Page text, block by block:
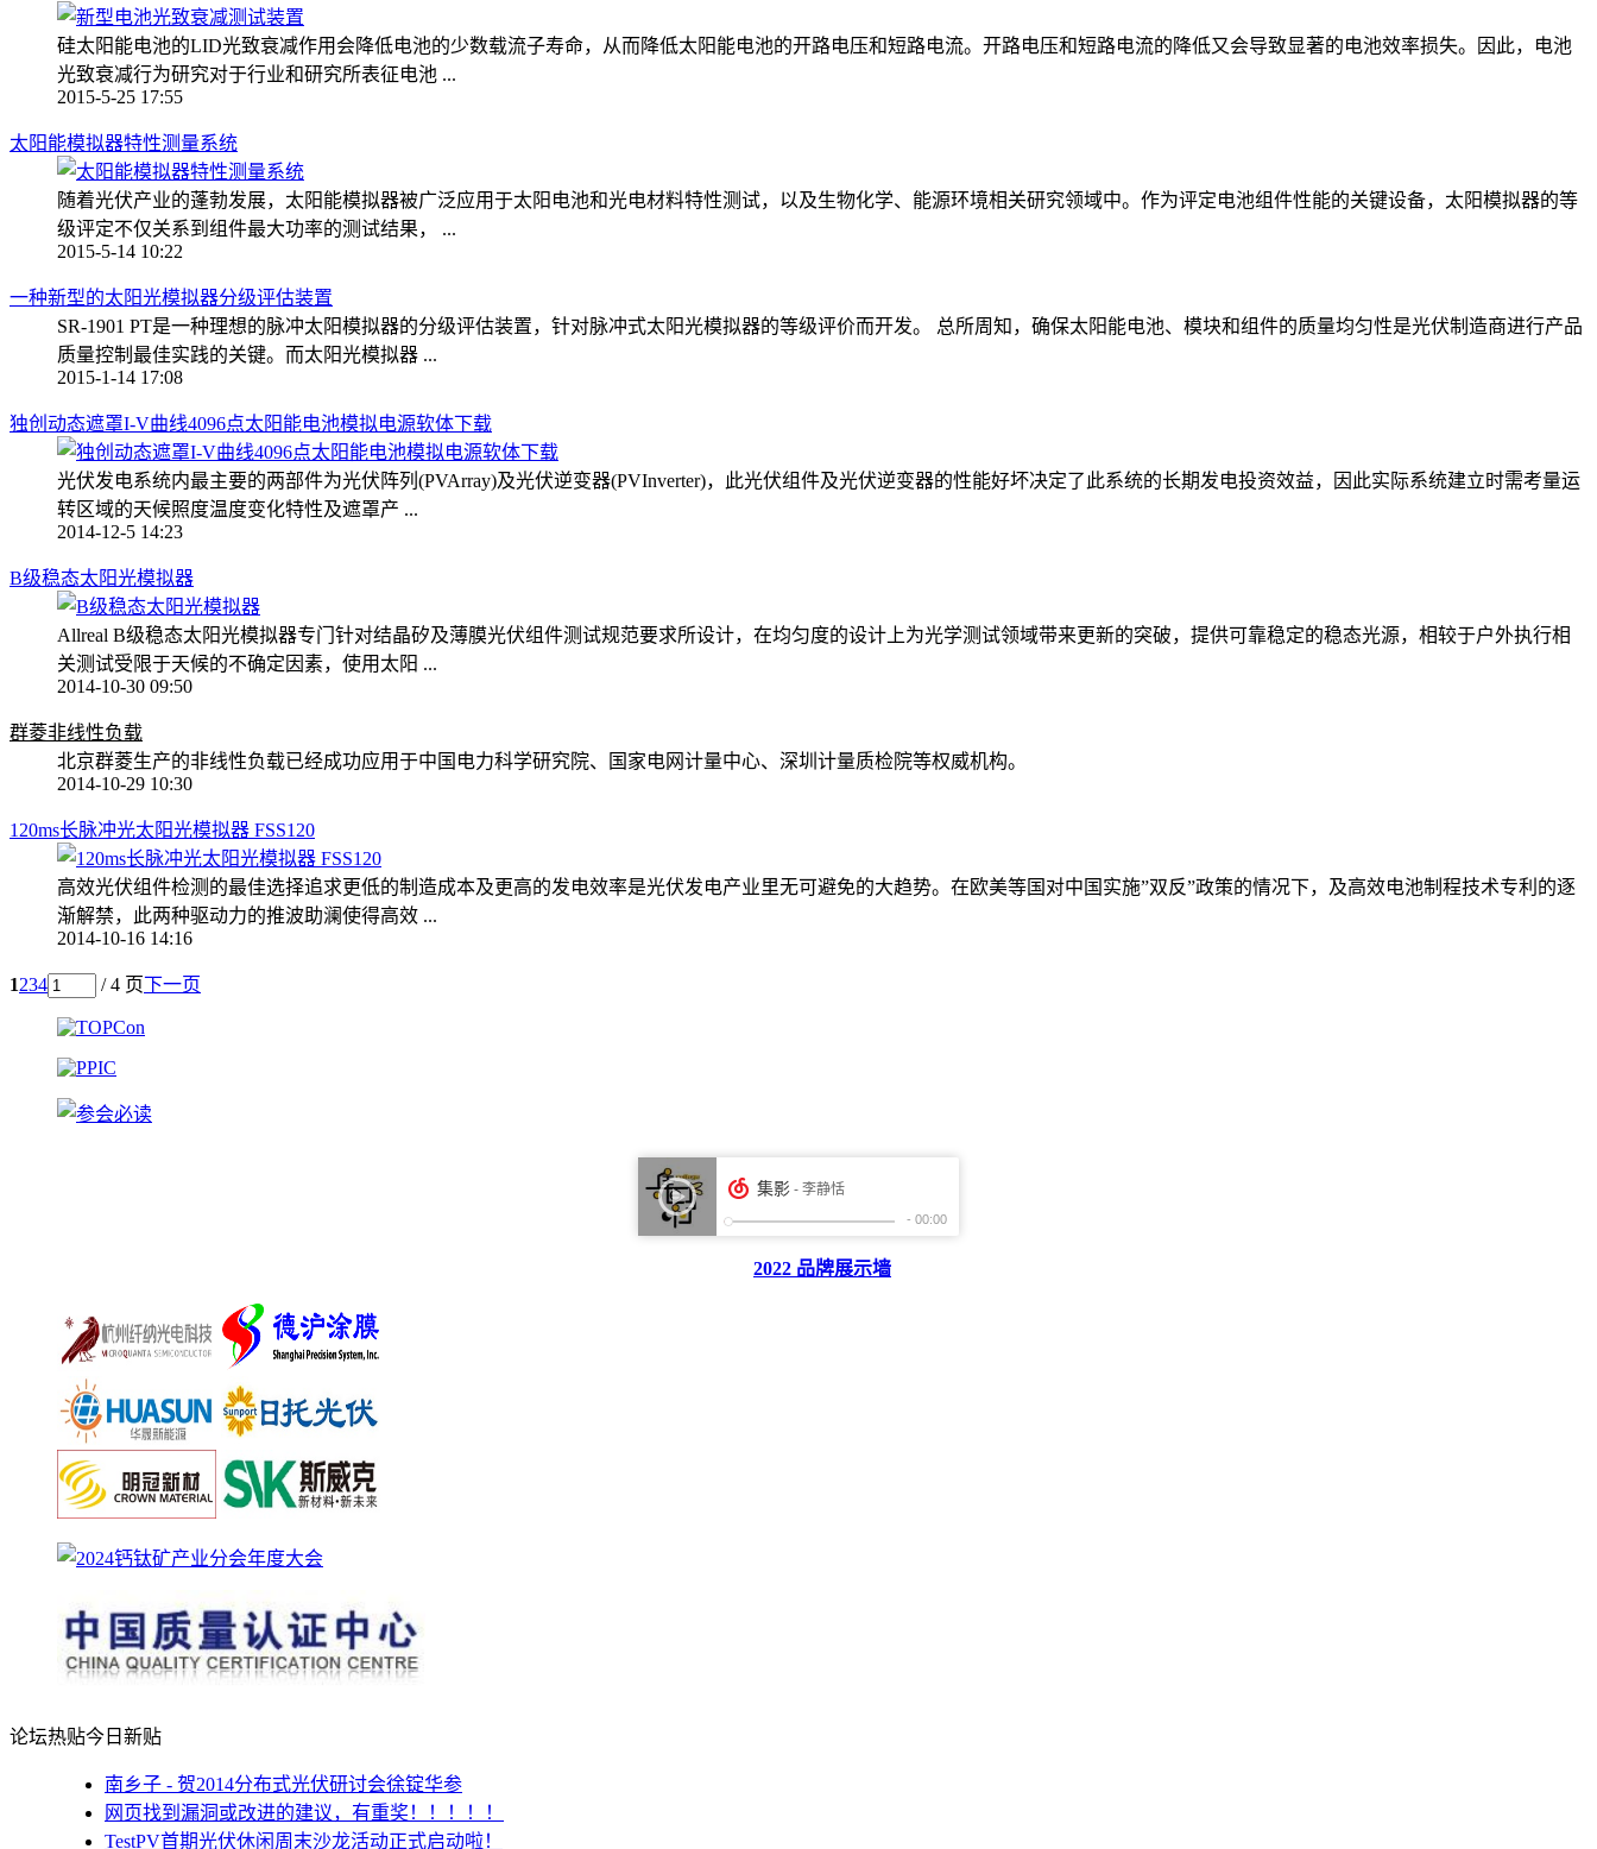
硅太阳能电池的LID光致衰减作用会降低电池的少数载流子寿命，从而降低太阳能电池的开路电压和短路电流。开路电压和短路电流的降低又会导致显著的电池效率损失。因此，电池
光致衰减行为研究对于行业和研究所表征电池 ...
2015-5-25 17:55
太阳能模拟器特性测量系统
随着光伏产业的蓬勃发展，太阳能模拟器被广泛应用于太阳电池和光电材料特性测试，以及生物化学、能源环境相关研究领域中。作为评定电池组件性能的关键设备，太阳模拟器的等
级评定不仅关系到组件最大功率的测试结果， ...
2015-5-14 10:22
一种新型的太阳光模拟器分级评估装置
SR-1901 PT是一种理想的脉冲太阳模拟器的分级评估装置，针对脉冲式太阳光模拟器的等级评价而开发。 总所周知，确保太阳能电池、模块和组件的质量均匀性是光伏制造商进行产品
质量控制最佳实践的关键。而太阳光模拟器 ...
2015-1-14 17:08
独创动态遮罩I-V曲线4096点太阳能电池模拟电源软体下载
光伏发电系统内最主要的两部件为光伏阵列(PVArray)及光伏逆变器(PVInverter)，此光伏组件及光伏逆变器的性能好坏决定了此系统的长期发电投资效益，因此实际系统建立时需考量运
转区域的天候照度温度变化特性及遮罩产 ...
2014-12-5 14:23
B级稳态太阳光模拟器
Allreal B级稳态太阳光模拟器专门针对结晶矽及薄膜光伏组件测试规范要求所设计，在均匀度的设计上为光学测试领域带来更新的突破，提供可靠稳定的稳态光源，相较于户外执行相
关测试受限于天候的不确定因素，使用太阳 ...
2014-10-30 09:50
群菱非线性负载
北京群菱生产的非线性负载已经成功应用于中国电力科学研究院、国家电网计量中心、深圳计量质检院等权威机构。
2014-10-29 10:30
120ms长脉冲光太阳光模拟器 FSS120
高效光伏组件检测的最佳选择追求更低的制造成本及更高的发电效率是光伏发电产业里无可避免的大趋势。在欧美等国对中国实施”双反”政策的情况下，及高效电池制程技术专利的逐
渐解禁，此两种驱动力的推波助澜使得高效 ...
2014-10-16 14:16
1234 / 4 页下一页
2022 品牌展示墙
论坛热贴今日新贴
南乡子 - 贺2014分布式光伏研讨会徐锭华参
网页找到漏洞或改进的建议，有重奖！！！！！
TestPV首期光伏休闲周末沙龙活动正式启动啦！